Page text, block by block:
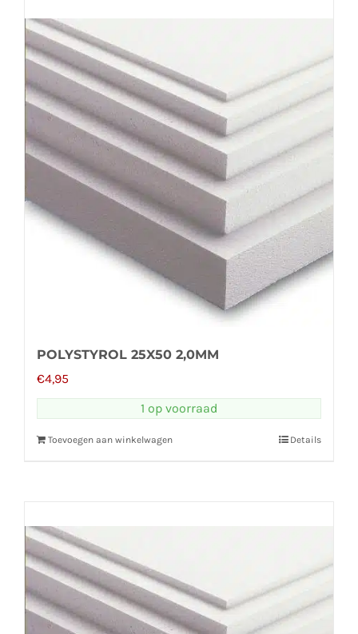
POLYSTYROL 25X50 2,0MM
€4,95
1 op voorraad
Toevoegen aan winkelwagen Details